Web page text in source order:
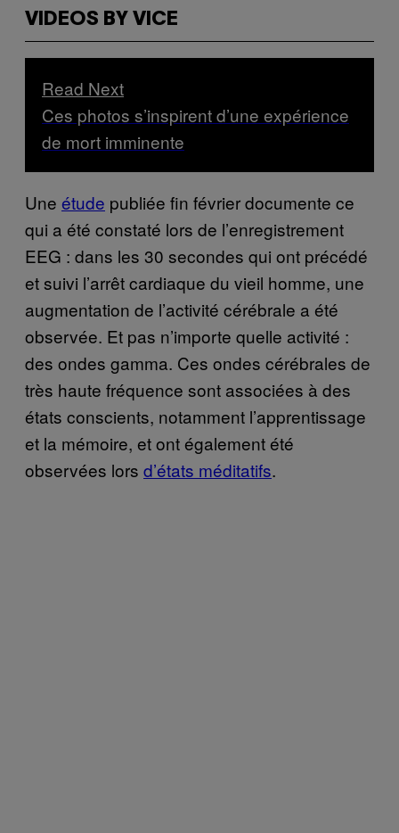
VIDEOS BY VICE
Read Next
Ces photos s’inspirent d’une expérience
de mort imminente
Une étude publiée fin février documente ce
qui a été constaté lors de l’enregistrement
EEG : dans les 30 secondes qui ont précédé
et suivi l’arrêt cardiaque du vieil homme, une
augmentation de l’activité cérébrale a été
observée. Et pas n’importe quelle activité :
des ondes gamma. Ces ondes cérébrales de
très haute fréquence sont associées à des
états conscients, notamment l’apprentissage
et la mémoire, et ont également été
observées lors d’états méditatifs.